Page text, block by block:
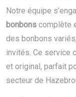
Notre équipe
bonbons complète
des bonbons
invités. Ce service
et original, parfait
secteur de